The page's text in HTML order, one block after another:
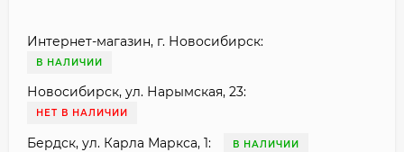
Интернет-магазин, г. Новосибирск:
В НАЛИЧИИ
Новосибирск, ул. Нарымская, 23:
НЕТ В НАЛИЧИИ
Бердск, ул. Карла Маркса, 1: В НАЛИЧИИ